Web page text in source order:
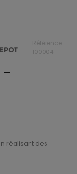
Référence
100004
-
réalisant des